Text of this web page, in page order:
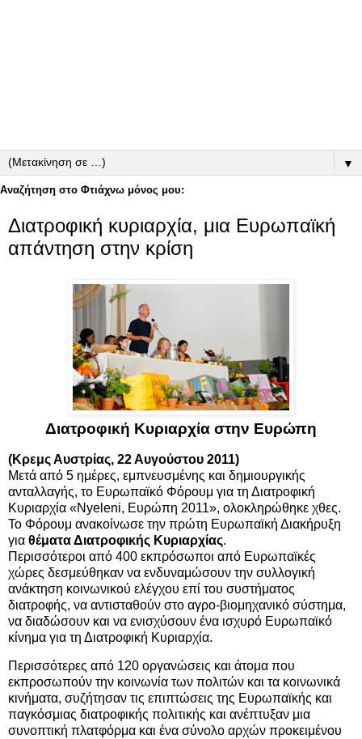
▼
Αναζήτηση στο Φτιάχνω μόνος μου:
Διατροφική κυριαρχία, μια Ευρωπαϊκή
απάντηση στην κρίση
Διατροφική Κυριαρχία στην Ευρώπη
(Κρεμς Αυστρίας, 22 Αυγούστου 2011)
Μετά από 5 ημέρες, εμπνευσμένης και δημιουργικής
ανταλλαγής, το Ευρωπαϊκό Φόρουμ για τη Διατροφική
Κυριαρχία «Νyeleni, Ευρώπη 2011», ολοκληρώθηκε χθες.
Το Φόρουμ ανακοίνωσε την πρώτη Ευρωπαϊκή Διακήρυξη
για θέματα Διατροφικής Κυριαρχίας.
Περισσότεροι από 400 εκπρόσωποι από Ευρωπαϊκές
χώρες δεσμεύθηκαν να ενδυναμώσουν την συλλογική
ανάκτηση κοινωνικού ελέγχου επί του συστήματος
διατροφής, να αντισταθούν στο αγρο-βιομηχανικό σύστημα,
να διαδώσουν και να ενισχύσουν ένα ισχυρό Ευρωπαϊκό
κίνημα για τη Διατροφική Κυριαρχία.
Περισσότερες από 120 οργανώσεις και άτομα που
εκπροσωπούν την κοινωνία των πολιτών και τα κοινωνικά
κινήματα, συζήτησαν τις επιπτώσεις της Ευρωπαϊκής και
παγκόσμιας διατροφικής πολιτικής και ανέπτυξαν μια
συνοπτική πλατφόρμα και ένα σύνολο αρχών προκειμένου